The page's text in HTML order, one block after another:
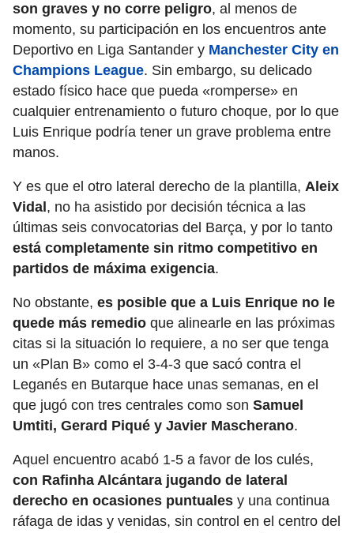
son graves y no corre peligro, al menos de
momento, su participación en los encuentros ante
Deportivo en Liga Santander y Manchester City en
Champions League. Sin embargo, su delicado
estado físico hace que pueda «romperse» en
cualquier entrenamiento o futuro choque, por lo que
Luis Enrique podría tener un grave problema entre
manos.
Y es que el otro lateral derecho de la plantilla, Aleix
Vidal , no ha asistido por decisión técnica a las
últimas seis convocatorias del Barça, y por lo tanto
está completamente sin ritmo competitivo en
partidos de máxima exigencia.
No obstante, es posible que a Luis Enrique no le
quede más remedio que alinearle en las próximas
citas si la situación lo requiere, a no ser que tenga
un «Plan B» como el 3-4-3 que sacó contra el
Leganés en Butarque hace unas semanas, en el
que jugó con tres centrales como son Samuel
Umtiti, Gerard Piqué y Javier Mascherano.
Aquel encuentro acabó 1-5 a favor de los culés,
con Rafinha Alcántara jugando de lateral
derecho en ocasiones puntuales y una continua
ráfaga de idas y venidas, sin control en el centro del